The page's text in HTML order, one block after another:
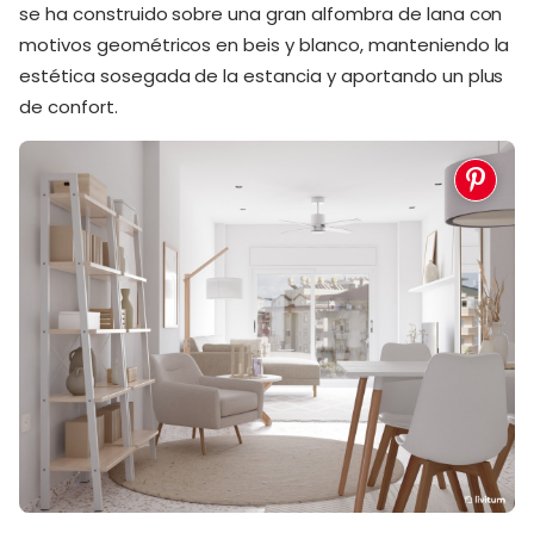
se ha construido sobre una gran alfombra de lana con
motivos geométricos en beis y blanco, manteniendo la
estética sosegada de la estancia y aportando un plus
de confort.